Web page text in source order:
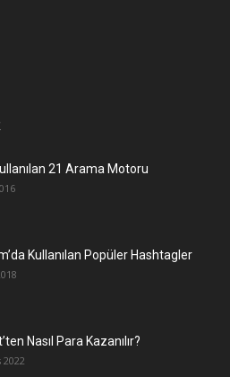
21 Arama Motoru
Kullanılan Popüler Hashtagler
Nasıl Para Kazanılır?
2022